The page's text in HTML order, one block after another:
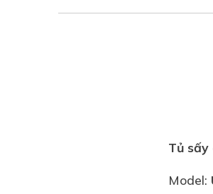
Tủ sấy
Model: